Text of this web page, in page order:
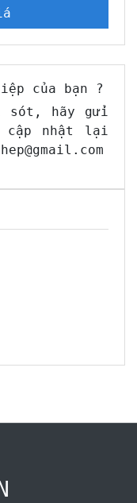
của bạn ?
sót, hãy gửi
cập nhật lại